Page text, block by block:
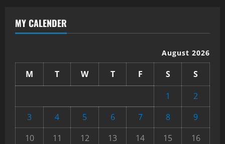
MY CALENDER
August 2026
M T W T F S
S
1
2
3
4 5 6 7 8
9
10
11 12 13 14 15
16